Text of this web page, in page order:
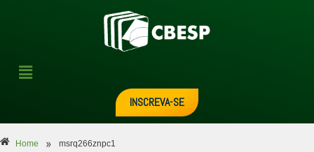
INSCREVA-SE
Home » msrq266znpc1